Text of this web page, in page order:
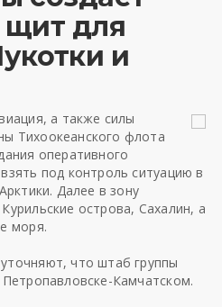
для
и
а также силы
Тихоокеанского флота
оперативного
под контроль ситуацию в
Далее в зону
острова, Сахалин, а
моря.
что штаб группы
Камчатском.